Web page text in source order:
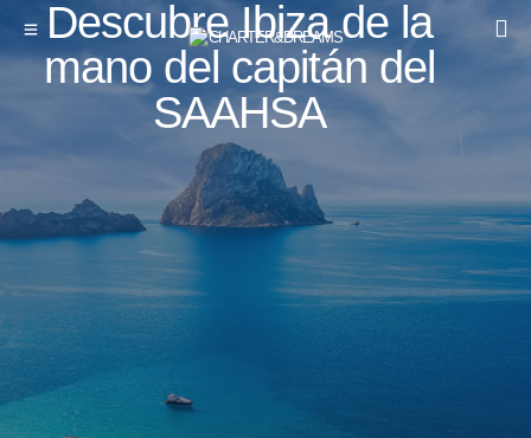
Descubre Ibiza de la
mano del capitán del
SAAHSA